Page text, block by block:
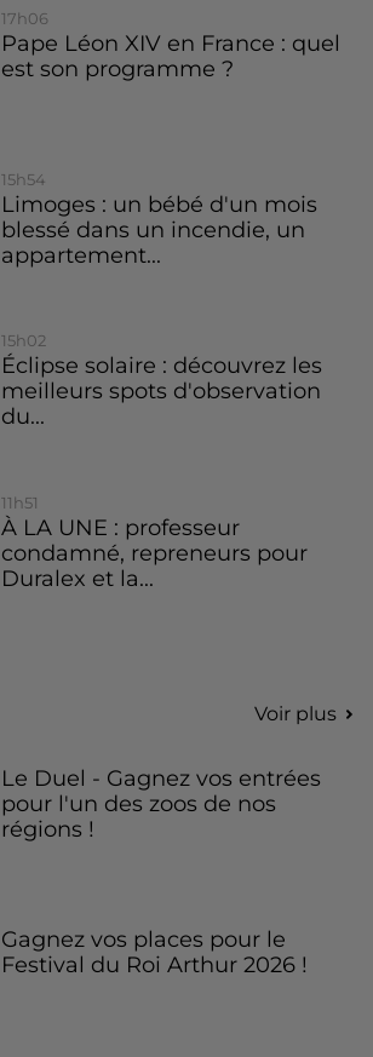
17h06
Pape Léon XIV en France : quel
est son programme ?
15h54
Limoges : un bébé d'un mois
blessé dans un incendie, un
appartement...
15h02
Éclipse solaire : découvrez les
meilleurs spots d'observation
du...
11h51
À LA UNE : professeur
condamné, repreneurs pour
Duralex et la...
Voir plus
Le Duel - Gagnez vos entrées
pour l'un des zoos de nos
régions !
Gagnez vos places pour le
Festival du Roi Arthur 2026 !